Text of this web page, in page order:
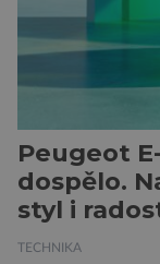
kybernetické
Peugeot
dospělo.
styl i
TECHNIKA